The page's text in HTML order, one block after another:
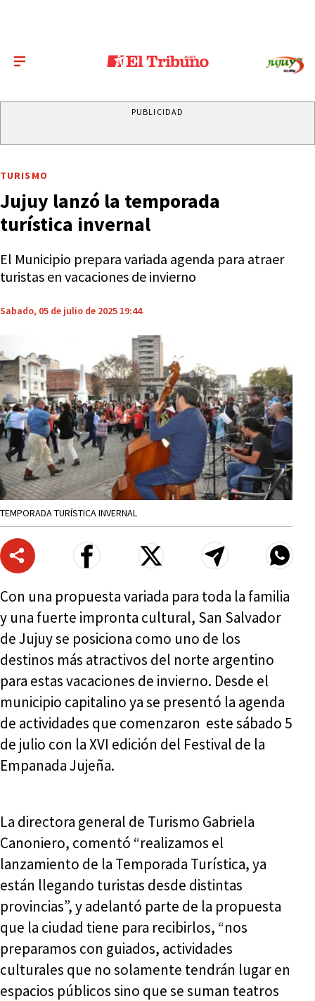
PUBLICIDAD
TURISMO
Jujuy lanzó la temporada
turística invernal
El Municipio prepara variada agenda para atraer
turistas en vacaciones de invierno
Sabado, 05 de julio de 2025 19:44
TEMPORADA TURÍSTICA INVERNAL
Con una propuesta variada para toda la familia
y una fuerte impronta cultural, San Salvador
de Jujuy se posiciona como uno de los
destinos más atractivos del norte argentino
para estas vacaciones de invierno. Desde el
municipio capitalino ya se presentó la agenda
de actividades que comenzaron este sábado 5
de julio con la XVI edición del Festival de la
Empanada Jujeña.
La directora general de Turismo Gabriela
Canoniero, comentó “realizamos el
lanzamiento de la Temporada Turística, ya
están llegando turistas desde distintas
provincias”, y adelantó parte de la propuesta
que la ciudad tiene para recibirlos, “nos
preparamos con guiados, actividades
culturales que no solamente tendrán lugar en
espacios públicos sino que se suman teatros